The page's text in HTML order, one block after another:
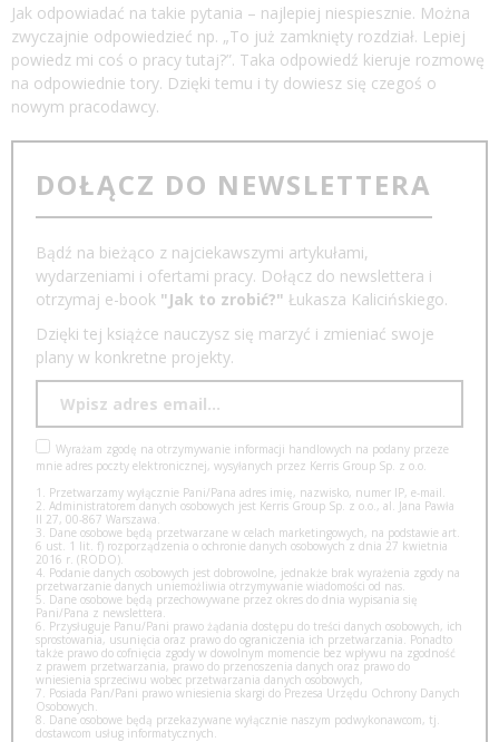
Jak odpowiadać na takie pytania – najlepiej niespiesznie. Można
zwyczajnie odpowiedzieć np. „To już zamknięty rozdział. Lepiej
powiedz mi coś o pracy tutaj?”. Taka odpowiedź kieruje rozmowę
na odpowiednie tory. Dzięki temu i ty dowiesz się czegoś o
nowym pracodawcy.
DOŁĄCZ DO NEWSLETTERA
Bądź na bieżąco z najciekawszymi artykułami,
wydarzeniami i ofertami pracy. Dołącz do newslettera i
otrzymaj e-book "Jak to zrobić?" Łukasza Kalicińskiego.
Dzięki tej książce nauczysz się marzyć i zmieniać swoje
plany w konkretne projekty.
Wyrażam zgodę na otrzymywanie informacji handlowych na podany przeze
mnie adres poczty elektronicznej, wysyłanych przez Kerris Group Sp. z o.o.
1. Przetwarzamy wyłącznie Pani/Pana adres imię, nazwisko, numer IP, e-mail.
2. Administratorem danych osobowych jest Kerris Group Sp. z o.o., al. Jana Pawła
II 27, 00-867 Warszawa.
3. Dane osobowe będą przetwarzane w celach marketingowych, na podstawie art.
6 ust. 1 lit. f) rozporządzenia o ochronie danych osobowych z dnia 27 kwietnia
2016 r. (RODO).
4. Podanie danych osobowych jest dobrowolne, jednakże brak wyrażenia zgody na
przetwarzanie danych uniemożliwia otrzymywanie wiadomości od nas.
5. Dane osobowe będą przechowywane przez okres do dnia wypisania się
Pani/Pana z newslettera.
6. Przysługuje Panu/Pani prawo żądania dostępu do treści danych osobowych, ich
sprostowania, usunięcia oraz prawo do ograniczenia ich przetwarzania. Ponadto
także prawo do cofnięcia zgody w dowolnym momencie bez wpływu na zgodność
z prawem przetwarzania, prawo do przenoszenia danych oraz prawo do
wniesienia sprzeciwu wobec przetwarzania danych osobowych,
7. Posiada Pan/Pani prawo wniesienia skargi do Prezesa Urzędu Ochrony Danych
Osobowych.
8. Dane osobowe będą przekazywane wyłącznie naszym podwykonawcom, tj.
dostawcom usług informatycznych.